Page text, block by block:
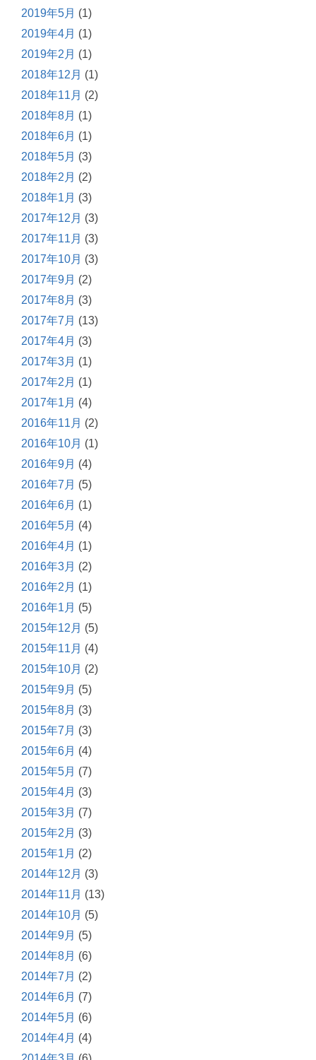
2019年5月 (1)
2019年4月 (1)
2019年2月 (1)
2018年12月 (1)
2018年11月 (2)
2018年8月 (1)
2018年6月 (1)
2018年5月 (3)
2018年2月 (2)
2018年1月 (3)
2017年12月 (3)
2017年11月 (3)
2017年10月 (3)
2017年9月 (2)
2017年8月 (3)
2017年7月 (13)
2017年4月 (3)
2017年3月 (1)
2017年2月 (1)
2017年1月 (4)
2016年11月 (2)
2016年10月 (1)
2016年9月 (4)
2016年7月 (5)
2016年6月 (1)
2016年5月 (4)
2016年4月 (1)
2016年3月 (2)
2016年2月 (1)
2016年1月 (5)
2015年12月 (5)
2015年11月 (4)
2015年10月 (2)
2015年9月 (5)
2015年8月 (3)
2015年7月 (3)
2015年6月 (4)
2015年5月 (7)
2015年4月 (3)
2015年3月 (7)
2015年2月 (3)
2015年1月 (2)
2014年12月 (3)
2014年11月 (13)
2014年10月 (5)
2014年9月 (5)
2014年8月 (6)
2014年7月 (2)
2014年6月 (7)
2014年5月 (6)
2014年4月 (4)